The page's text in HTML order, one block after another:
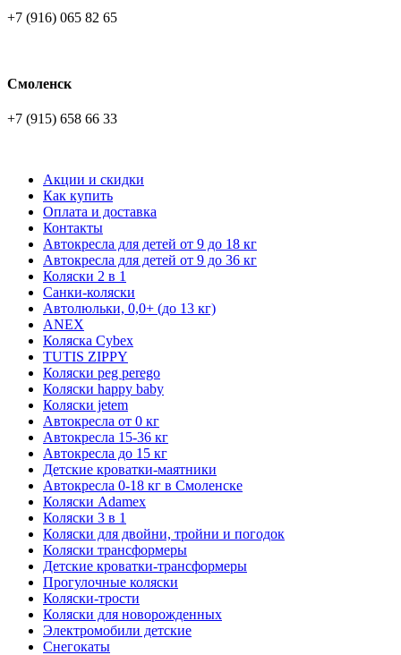
+7 (916) 065 82 65
Смоленск
+7 (915) 658 66 33
Акции и скидки
Как купить
Оплата и доставка
Контакты
Автокресла для детей от 9 до 18 кг
Автокресла для детей от 9 до 36 кг
Коляски 2 в 1
Санки-коляски
Автолюльки, 0,0+ (до 13 кг)
ANEX
Коляска Cybex
TUTIS ZIPPY
Коляски peg perego
Коляски happy baby
Коляски jetem
Автокресла от 0 кг
Автокресла 15-36 кг
Автокресла до 15 кг
Детские кроватки-маятники
Автокресла 0-18 кг в Смоленске
Коляски Adamex
Коляски 3 в 1
Коляски для двойни, тройни и погодок
Коляски трансформеры
Детские кроватки-трансформеры
Прогулочные коляски
Коляски-трости
Коляски для новорожденных
Электромобили детские
Снегокаты